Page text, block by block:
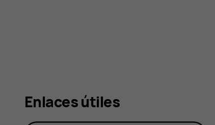
Enlaces útiles